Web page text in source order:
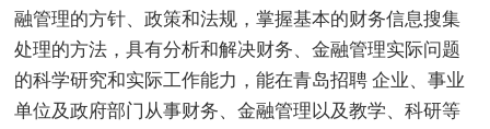
融管理的方针、政策和法规，掌握基本的财务信息搜集
处理的方法，具有分析和解决财务、金融管理实际问题
的科学研究和实际工作能力，能在青岛招聘 企业、事业
单位及政府部门从事财务、金融管理以及教学、科研等